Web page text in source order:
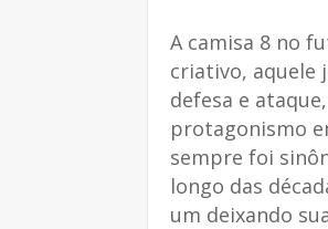
A camisa 8 no
criativo, aquele
defesa e
protagonismo
sempre foi
longo das
um deixando